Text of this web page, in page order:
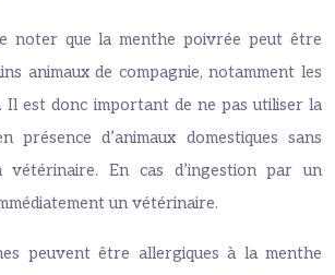
noter que la menthe poivrée peut être
animaux de compagnie, notamment les
Il est donc important de ne pas utiliser la
présence d’animaux domestiques sans
En cas d’ingestion par un
un vétérinaire.
peuvent être allergiques à la menthe